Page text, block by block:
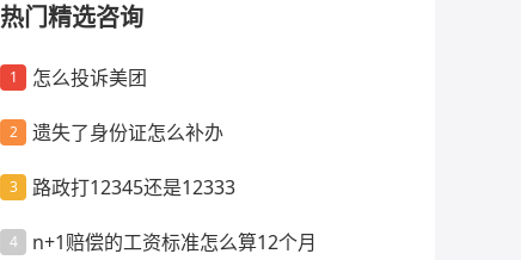
热门精选咨询
1 怎么投诉美团
2 遗失了身份证怎么补办
3 路政打12345还是12333
4 n+1赔偿的工资标准怎么算12个月